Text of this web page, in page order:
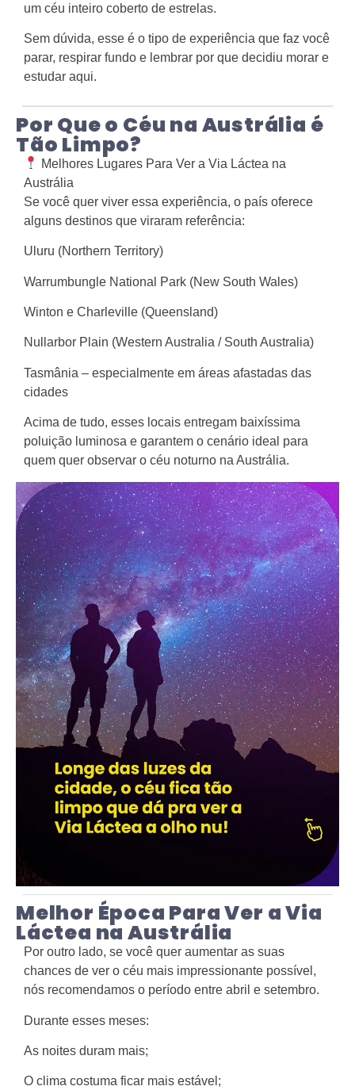
um céu inteiro coberto de estrelas.
Sem dúvida, esse é o tipo de experiência que faz você
parar, respirar fundo e lembrar por que decidiu morar e
estudar aqui.
Por Que o Céu na Austrália é
Tão Limpo?
Melhores Lugares Para Ver a Via Láctea na
Austrália
Se você quer viver essa experiência, o país oferece
alguns destinos que viraram referência:
Uluru (Northern Territory)
Warrumbungle National Park (New South Wales)
Winton e Charleville (Queensland)
Nullarbor Plain (Western Australia / South Australia)
Tasmânia – especialmente em áreas afastadas das
cidades
Acima de tudo, esses locais entregam baixíssima
poluição luminosa e garantem o cenário ideal para
quem quer observar o céu noturno na Austrália.
Melhor Época Para Ver a Via
Láctea na Austrália
Por outro lado, se você quer aumentar as suas
chances de ver o céu mais impressionante possível,
nós recomendamos o período entre abril e setembro.
Durante esses meses:
As noites duram mais;
O clima costuma ficar mais estável;